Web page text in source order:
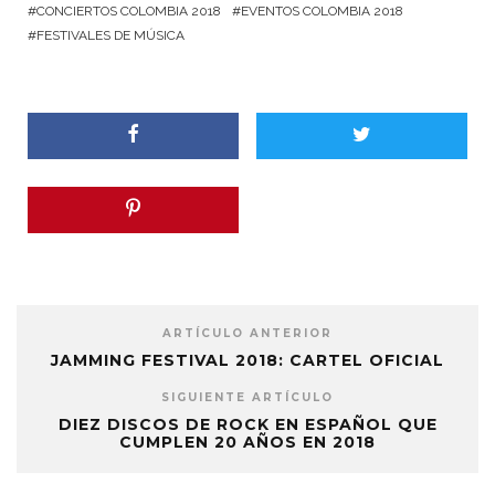
CONCIERTOS COLOMBIA 2018
EVENTOS COLOMBIA 2018
FESTIVALES DE MÚSICA
ARTÍCULO ANTERIOR
JAMMING FESTIVAL 2018: CARTEL OFICIAL
SIGUIENTE ARTÍCULO
DIEZ DISCOS DE ROCK EN ESPAÑOL QUE
CUMPLEN 20 AÑOS EN 2018